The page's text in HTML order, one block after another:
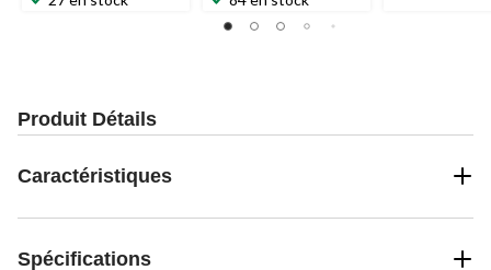
sur
sur
5.
Produit Détails
Caractéristiques
Spécifications